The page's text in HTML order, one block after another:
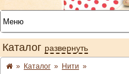
Каталог развернуть
» Каталог » Нити »